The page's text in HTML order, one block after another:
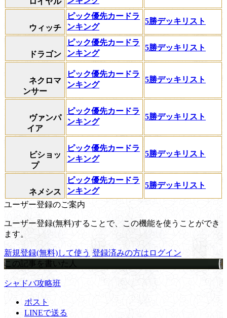
ウィッチ
ピック優先カードラ
ンキング
5勝デッキリスト
ドラゴン
ピック優先カードラ
ンキング
5勝デッキリスト
ネクロマ
ンサー
ピック優先カードラ
ンキング
5勝デッキリスト
ヴァンパ
イア
ピック優先カードラ
ンキング
5勝デッキリスト
ビショッ
プ
ピック優先カードラ
ンキング
5勝デッキリスト
ネメシス
ピック優先カードラ
ンキング
5勝デッキリスト
ユーザー登録のご案内
ユーザー登録(無料)することで、この機能を使うことができ
ます。
新規登録(無料)して使う 登録済みの方はログイン
この記事を書いた人
シャドバ攻略班
ポスト
LINEで送る